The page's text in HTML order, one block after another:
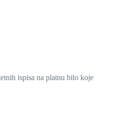
ispisa na platnu bilo koje